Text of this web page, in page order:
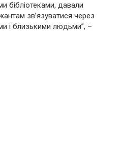
бібліотеками, давали
зв’язуватися через
і близькими людьми”, –